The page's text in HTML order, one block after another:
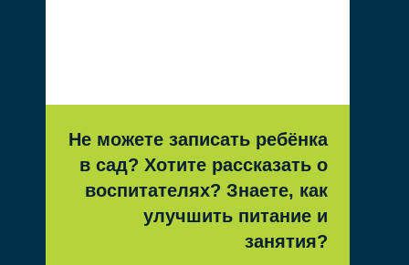
Не можете записать ребёнка
в сад? Хотите рассказать о
воспитателях? Знаете, как
улучшить питание и
занятия?